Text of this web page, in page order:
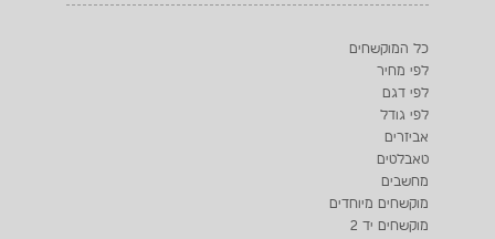
כל המוקשחים
לפי מחיר
לפי דגם
לפי גודל
אביזרים
טאבלטים
מחשבים
מוקשחים מיוחדים
מוקשחים יד 2